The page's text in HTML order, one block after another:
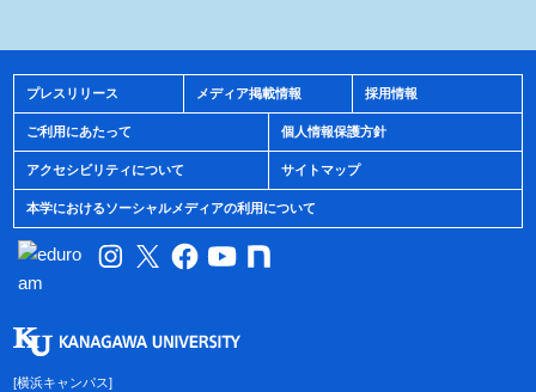
プレスリリース メディア掲載情報 採用情報
ご利用にあたって 個人情報保護方針
アクセシビリティについて サイトマップ
本学におけるソーシャルメディアの利用について
[横浜キャンパス]